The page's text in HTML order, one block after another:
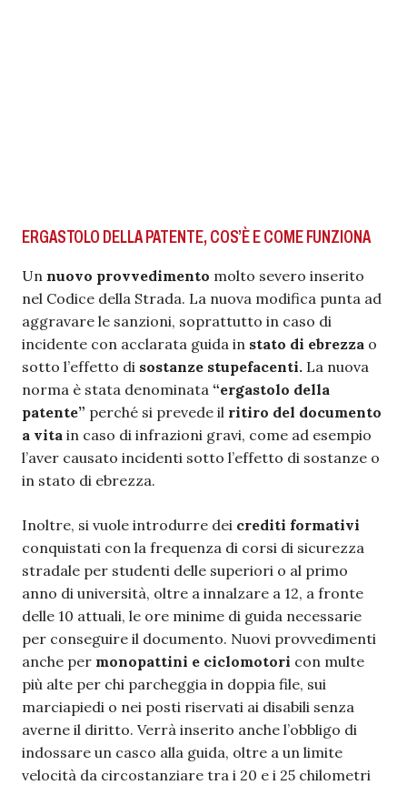
ERGASTOLO DELLA PATENTE, COS’È E COME FUNZIONA
Un nuovo provvedimento molto severo inserito
nel Codice della Strada. La nuova modifica punta ad
aggravare le sanzioni, soprattutto in caso di
incidente con acclarata guida in stato di ebrezza o
sotto l’effetto di sostanze stupefacenti. La nuova
norma è stata denominata “ergastolo della
patente” perché si prevede il ritiro del documento
a vita in caso di infrazioni gravi, come ad esempio
l’aver causato incidenti sotto l’effetto di sostanze o
in stato di ebrezza.
Inoltre, si vuole introdurre dei crediti formativi
conquistati con la frequenza di corsi di sicurezza
stradale per studenti delle superiori o al primo
anno di università, oltre a innalzare a 12, a fronte
delle 10 attuali, le ore minime di guida necessarie
per conseguire il documento. Nuovi provvedimenti
anche per monopattini e ciclomotori con multe
più alte per chi parcheggia in doppia file, sui
marciapiedi o nei posti riservati ai disabili senza
averne il diritto. Verrà inserito anche l’obbligo di
indossare un casco alla guida, oltre a un limite
velocità da circostanziare tra i 20 e i 25 chilometri